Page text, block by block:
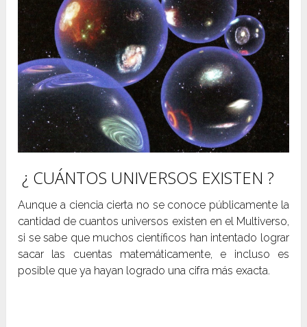
¿ CUÁNTOS UNIVERSOS EXISTEN ?
Aunque a ciencia cierta no se conoce públicamente la
cantidad de cuantos universos existen en el Multiverso,
si se sabe que muchos científicos han intentado lograr
sacar las cuentas matemáticamente, e incluso es
posible que ya hayan logrado una cifra más exacta.